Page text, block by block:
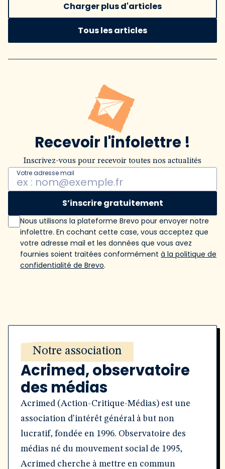
Charger plus d'articles
Tous les articles
Recevoir l'infolettre !
Inscrivez-vous pour recevoir toutes nos actualités
Votre adresse mail
S’inscrire gratuitement
Nous utilisons la plateforme Brevo pour envoyer notre
infolettre. En cochant cette case, vous acceptez que
votre adresse mail et les données que vous avez
fournies soient traitées conformément à la politique de
confidentialité de Brevo.
Notre association
Acrimed, observatoire
des médias
Acrimed (Action-Critique-Médias) est une
association d'intérêt général à but non
lucratif, fondée en 1996. Observatoire des
médias né du mouvement social de 1995,
Acrimed cherche à mettre en commun